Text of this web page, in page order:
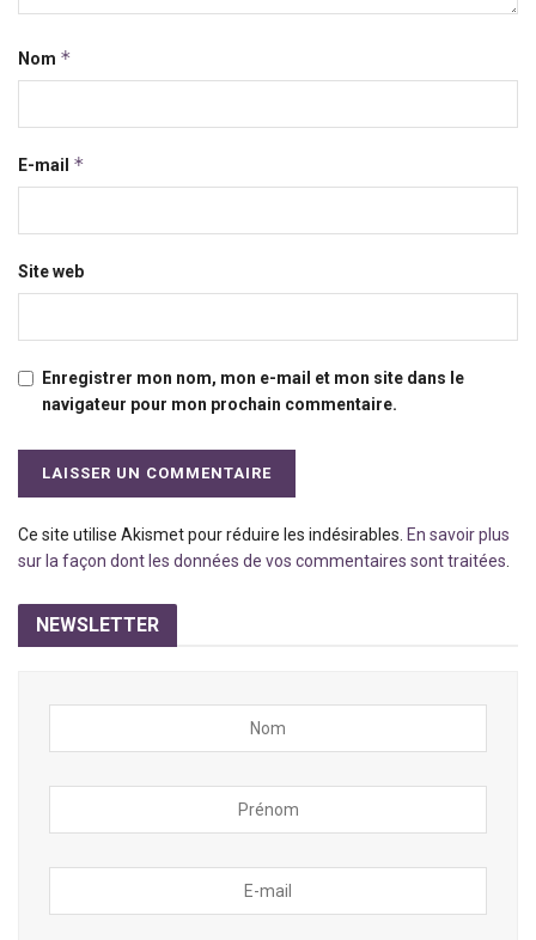
Nom *
E-mail *
Site web
Enregistrer mon nom, mon e-mail et mon site dans le
navigateur pour mon prochain commentaire.
Ce site utilise Akismet pour réduire les indésirables. En savoir plus
sur la façon dont les données de vos commentaires sont traitées
NEWSLETTER